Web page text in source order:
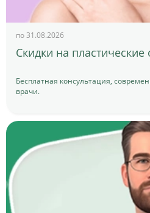
по 31.08.2026
Скидки на
Бесплатная консультация,
врачи.